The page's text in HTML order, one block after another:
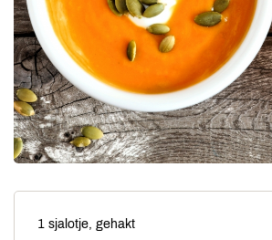
1 sjalotje, gehakt